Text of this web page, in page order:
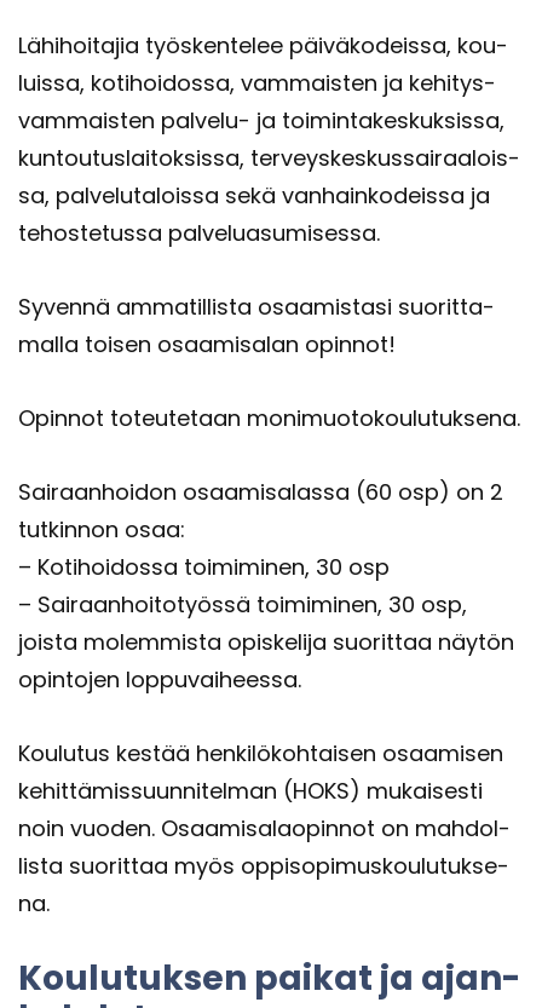
Lä­hi­hoi­ta­jia työs­ken­te­lee päi­vä­ko­deis­sa, kou­
luis­sa, ko­ti­hoi­dos­sa, vam­mais­ten ja ke­hi­tys­
vam­mais­ten palvelu-​ ja toi­min­ta­kes­kuk­sis­sa,
kun­tou­tus­lai­tok­sis­sa, ter­veys­kes­kus­sai­raa­lois­
sa, pal­ve­lu­ta­lois­sa sekä van­hain­ko­deis­sa ja
te­hos­te­tus­sa pal­ve­lua­su­mi­ses­sa.
Sy­ven­nä am­ma­til­lis­ta osaa­mis­ta­si suo­rit­ta­
mal­la toi­sen osaa­mi­sa­lan opin­not!
Opin­not to­teu­te­taan mo­ni­muo­to­kou­lu­tuk­se­na.
Sai­raan­hoi­don osaa­mi­sa­las­sa (60 osp) on 2
tut­kin­non osaa:
– Ko­ti­hoi­dos­sa toi­mi­mi­nen, 30 osp
– Sai­raan­hoi­to­työs­sä toi­mi­mi­nen, 30 osp,
jois­ta mo­lem­mis­ta opis­ke­li­ja suo­rit­taa näy­tön
opin­to­jen lop­pu­vai­hees­sa.
Kou­lu­tus kes­tää hen­ki­lö­koh­tai­sen osaa­mi­sen
ke­hit­tä­mis­suun­ni­tel­man (HOKS) mu­kai­ses­ti
noin vuo­den. Osaa­mi­sa­lao­pin­not on mah­dol­
lis­ta suo­rit­taa myös op­pi­so­pi­mus­kou­lu­tuk­se­
na.
Kou­lu­tuk­sen pai­kat ja ajan­